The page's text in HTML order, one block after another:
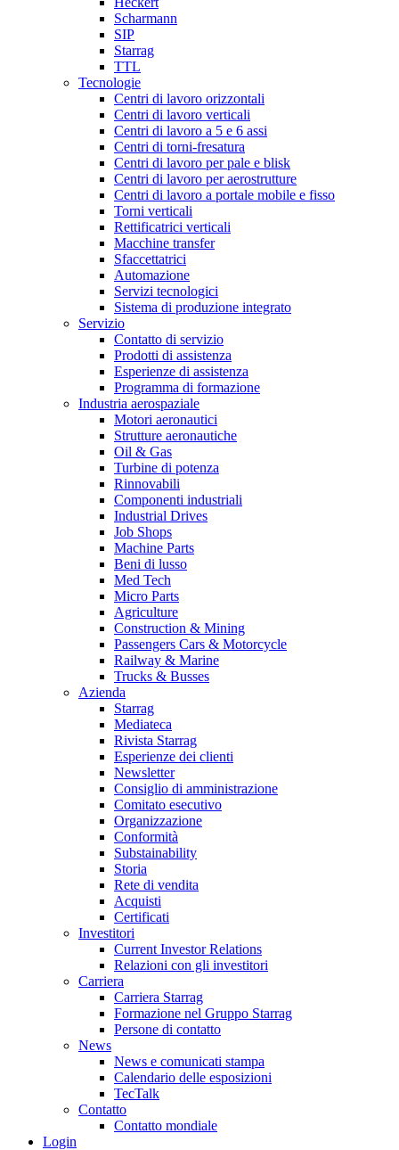
Scharmann
SIP
Starrag
TTL
Tecnologie
Centri di lavoro orizzontali
Centri di lavoro verticali
Centri di lavoro a 5 e 6 assi
Centri di torni-fresatura
Centri di lavoro per pale e blisk
Centri di lavoro per aerostrutture
Centri di lavoro a portale mobile e fisso
Torni verticali
Rettificatrici verticali
Macchine transfer
Sfaccettatrici
Automazione
Servizi tecnologici
Sistema di produzione integrato
Servizio
Contatto di servizio
Prodotti di assistenza
Esperienze di assistenza
Programma di formazione
Industria aerospaziale
Motori aeronautici
Strutture aeronautiche
Oil & Gas
Turbine di potenza
Rinnovabili
Componenti industriali
Industrial Drives
Job Shops
Machine Parts
Beni di lusso
Med Tech
Micro Parts
Agriculture
Construction & Mining
Passengers Cars & Motorcycle
Railway & Marine
Trucks & Busses
Azienda
Starrag
Mediateca
Rivista Starrag
Esperienze dei clienti
Newsletter
Consiglio di amministrazione
Comitato esecutivo
Organizzazione
Conformità
Substainability
Storia
Rete di vendita
Acquisti
Certificati
Investitori
Current Investor Relations
Relazioni con gli investitori
Carriera
Carriera Starrag
Formazione nel Gruppo Starrag
Persone di contatto
News
News e comunicati stampa
Calendario delle esposizioni
TecTalk
Contatto
Contatto mondiale
Login